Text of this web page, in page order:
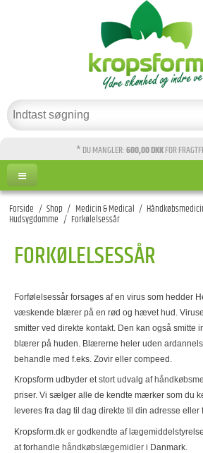
* DU MANGLER:600,00 DKKFOR
Forside / Shop / Medicin & Medical /
Hudsygdomme / Forkølelsessår
FORKØLELSESSÅR
Forfølelsessår forsages af en virus som hedder
væskende blærer på en rød og hævet hud.
smitter ved direkte kontakt. Den kan også smitte
blærer på huden. Blærerne heler uden
behandle med f.eks. Zovir eller compeed.
Kropsform udbyder et stort udvalg af
priser. Vi sælger alle de kendte mærker som du
leveres fra dag til dag direkte til din adresse eller
Kropsform.dk er godkendte af
at forhandle håndkøbslægemidler i Danmark.